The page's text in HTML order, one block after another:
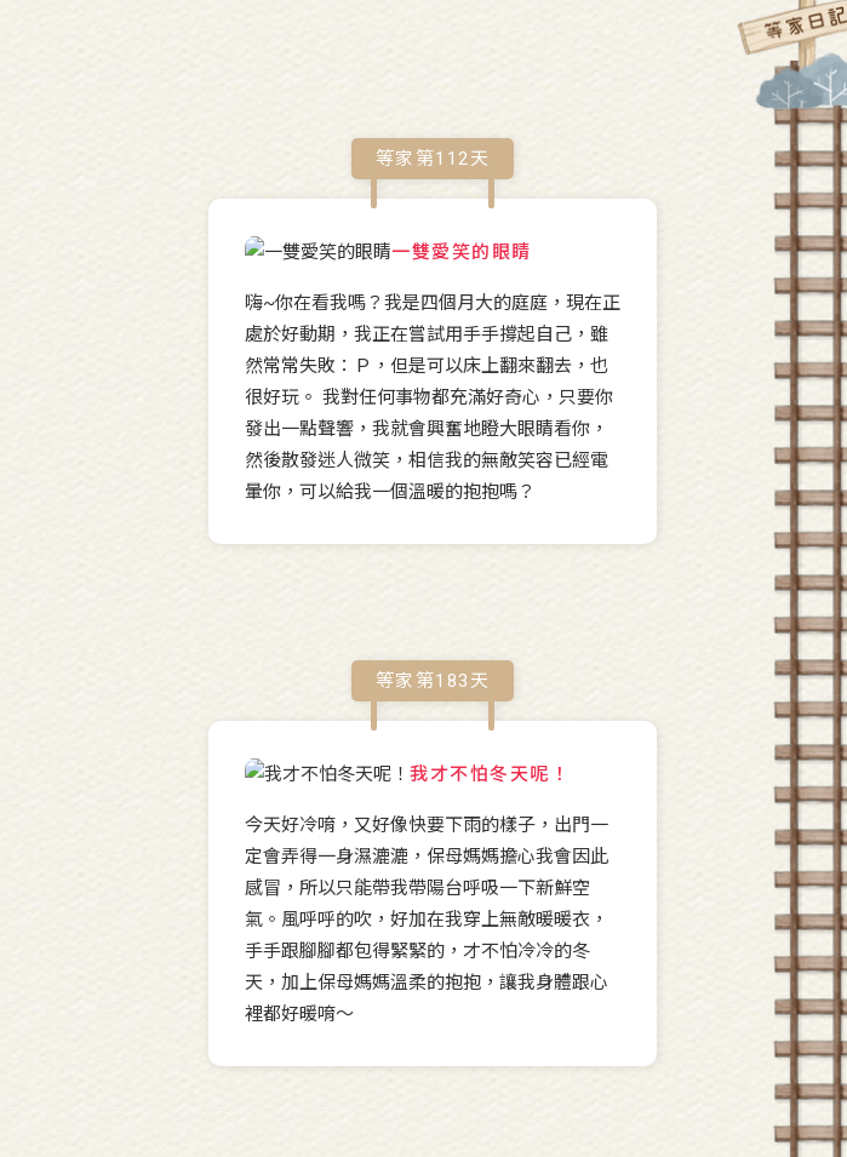
等家第112天
一雙愛笑的眼睛
嗨~你在看我嗎？我是四個月大的庭庭，現在正
處於好動期，我正在嘗試用手手撐起自己，雖
然常常失敗：Ｐ，但是可以床上翻來翻去，也
很好玩。 我對任何事物都充滿好奇心，只要你
發出一點聲響，我就會興奮地瞪大眼睛看你，
然後散發迷人微笑，相信我的無敵笑容已經電
暈你，可以給我一個溫暖的抱抱嗎？
等家第183 天
我才不怕冬天呢！
今天好冷唷，又好像快要下雨的樣子，出門一
定會弄得一身濕漉漉，保母媽媽擔心我會因此
感冒，所以只能帶我帶陽台呼吸一下新鮮空
氣。風呼呼的吹，好加在我穿上無敵暖暖衣，
手手跟腳腳都包得緊緊的，才不怕冷冷的冬
天，加上保母媽媽溫柔的抱抱，讓我身體跟心
裡都好暖唷～